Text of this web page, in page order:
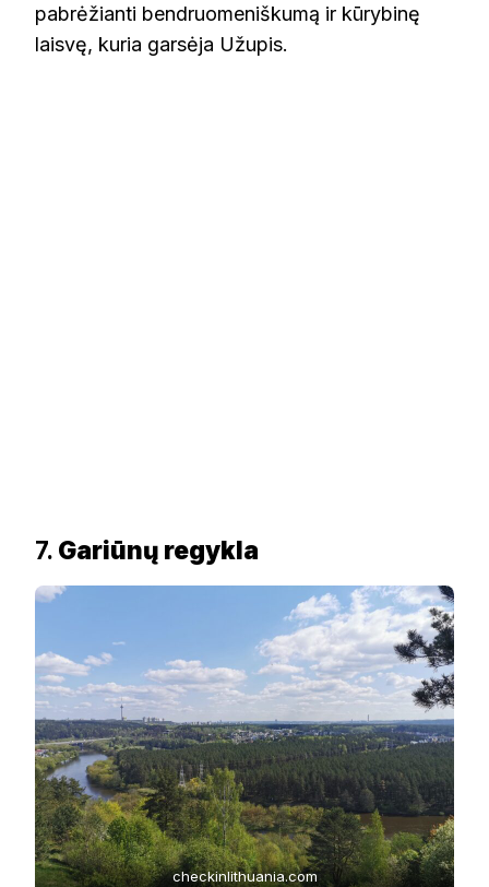
pabrėžianti bendruomeniškumą ir kūrybinę
laisvę, kuria garsėja Užupis.
7. Gariūnų regykla
checkinlithuania.com